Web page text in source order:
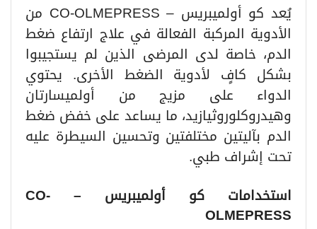
يُعد كو أولميبريس – CO-OLMEPRESS من
الأدوية المركبة الفعالة في علاج ارتفاع ضغط
الدم، خاصة لدى المرضى الذين لم يستجيبوا
بشكل كافٍ لأدوية الضغط الأخرى. يحتوي
الدواء على مزيج من أولميسارتان
وهيدروكلوروثيازيد، ما يساعد على خفض ضغط
الدم بآليتين مختلفتين وتحسين السيطرة عليه
تحت إشراف طبي.
استخدامات كو أولميبريس – CO-
OLMEPRESS